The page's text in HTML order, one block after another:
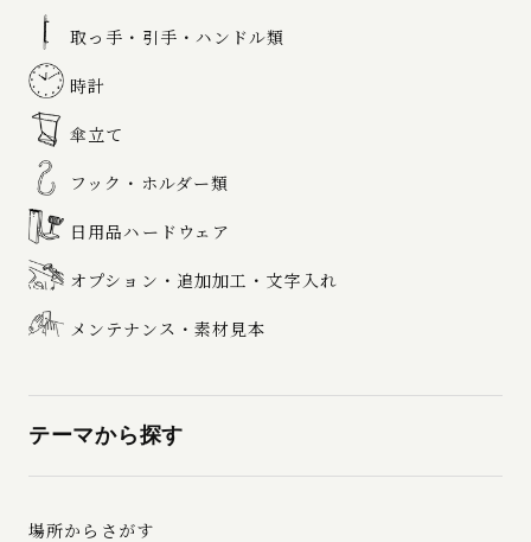
取っ手・引手・ハンドル類
時計
傘立て
フック・ホルダー類
日用品ハードウェア
オプション・追加加工・文字入れ
メンテナンス・素材見本
テーマから探す
場所からさがす